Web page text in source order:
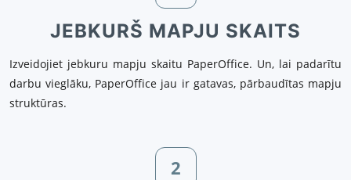
JEBKURŠ MAPJU SKAITS
Izveidojiet jebkuru mapju skaitu PaperOffice. Un, lai padarītu
darbu vieglāku, PaperOffice jau ir gatavas, pārbaudītas mapju
struktūras.
2